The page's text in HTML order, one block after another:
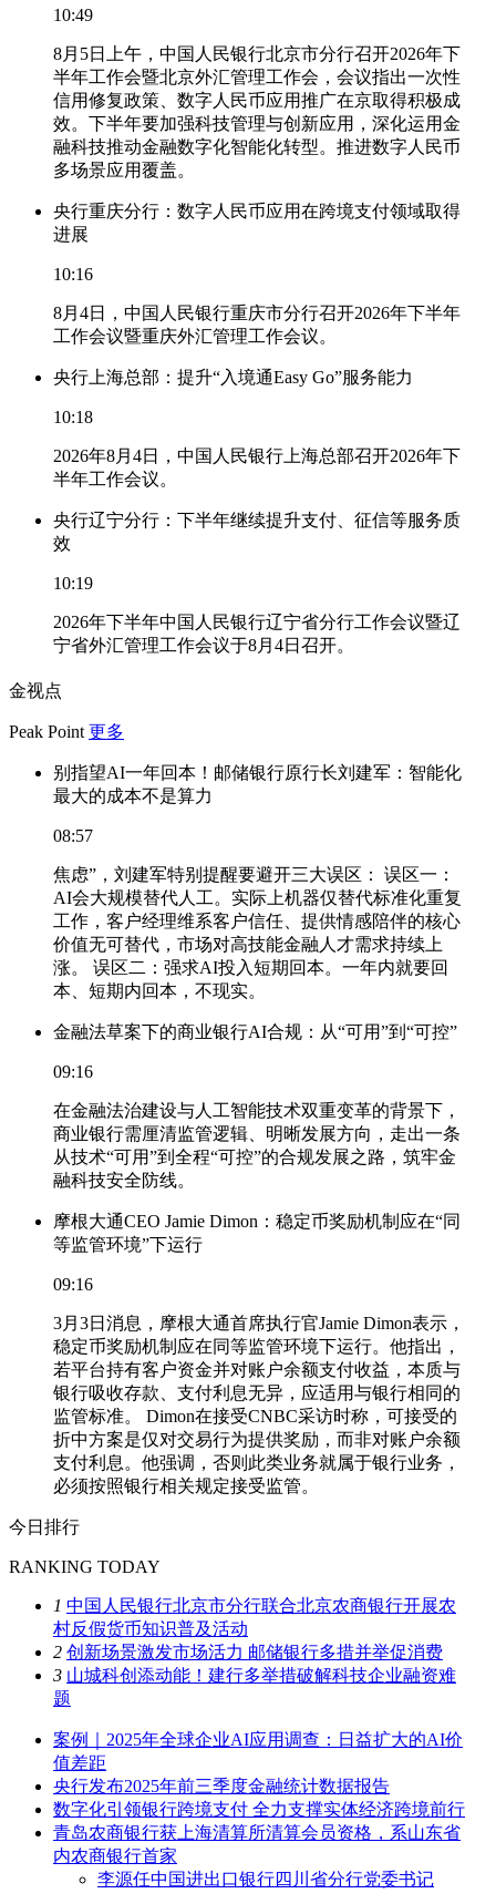
10:49
8月5日上午，中国人民银行北京市分行召开2026年下
半年工作会暨北京外汇管理工作会，会议指出一次性
信用修复政策、数字人民币应用推广在京取得积极成
效。下半年要加强科技管理与创新应用，深化运用金
融科技推动金融数字化智能化转型。推进数字人民币
多场景应用覆盖。
央行重庆分行：数字人民币应用在跨境支付领域取得
进展
10:16
8月4日，中国人民银行重庆市分行召开2026年下半年
工作会议暨重庆外汇管理工作会议。
央行上海总部：提升“入境通Easy Go”服务能力
10:18
2026年8月4日，中国人民银行上海总部召开2026年下
半年工作会议。
央行辽宁分行：下半年继续提升支付、征信等服务质
效
10:19
2026年下半年中国人民银行辽宁省分行工作会议暨辽
宁省外汇管理工作会议于8月4日召开。
金视点
Peak Point 更多
别指望AI一年回本！邮储银行原行长刘建军：智能化
最大的成本不是算力
08:57
焦虑”，刘建军特别提醒要避开三大误区： 误区一：
AI会大规模替代人工。实际上机器仅替代标准化重复
工作，客户经理维系客户信任、提供情感陪伴的核心
价值无可替代，市场对高技能金融人才需求持续上
涨。 误区二：强求AI投入短期回本。一年内就要回
本、短期内回本，不现实。
金融法草案下的商业银行AI合规：从“可用”到“可控”
09:16
在金融法治建设与人工智能技术双重变革的背景下，
商业银行需厘清监管逻辑、明晰发展方向，走出一条
从技术“可用”到全程“可控”的合规发展之路，筑牢金
融科技安全防线。
摩根大通CEO Jamie Dimon：稳定币奖励机制应在“同
等监管环境”下运行
09:16
3月3日消息，摩根大通首席执行官Jamie Dimon表示，
稳定币奖励机制应在同等监管环境下运行。他指出，
若平台持有客户资金并对账户余额支付收益，本质与
银行吸收存款、支付利息无异，应适用与银行相同的
监管标准。 Dimon在接受CNBC采访时称，可接受的
折中方案是仅对交易行为提供奖励，而非对账户余额
支付利息。他强调，否则此类业务就属于银行业务，
必须按照银行相关规定接受监管。
今日排行
RANKING TODAY
1 中国人民银行北京市分行联合北京农商银行开展农
村反假货币知识普及活动
2 创新场景激发市场活力 邮储银行多措并举促消费
3 山城科创添动能！建行多举措破解科技企业融资难
题
案例｜2025年全球企业AI应用调查：日益扩大的AI价
值差距
央行发布2025年前三季度金融统计数据报告
数字化引领银行跨境支付 全力支撑实体经济跨境前行
青岛农商银行获上海清算所清算会员资格，系山东省
内农商银行首家
李源任中国进出口银行四川省分行党委书记